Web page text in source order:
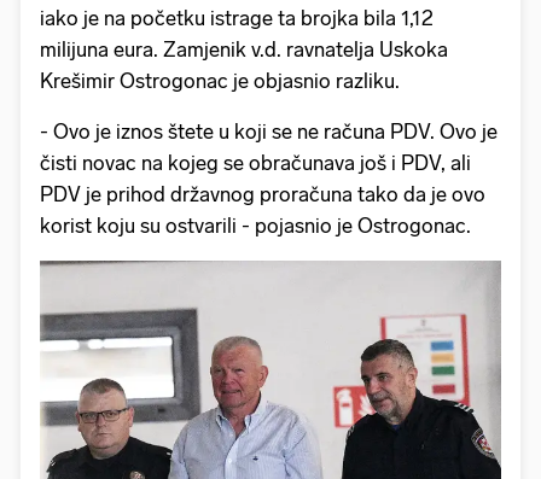
iako je na početku istrage ta brojka bila 1,12
milijuna eura. Zamjenik v.d. ravnatelja Uskoka
Krešimir Ostrogonac je objasnio razliku.
- Ovo je iznos štete u koji se ne računa PDV. Ovo je
čisti novac na kojeg se obračunava još i PDV, ali
PDV je prihod državnog proračuna tako da je ovo
korist koju su ostvarili - pojasnio je Ostrogonac.